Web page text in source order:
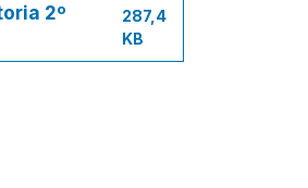
2º
287,4
KB